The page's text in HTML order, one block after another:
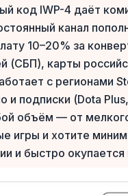
код IWP-4 даёт
канал
10–20% за
карты
с регионами
подписки (Dota
объём — от
игры и хотите
и быстро